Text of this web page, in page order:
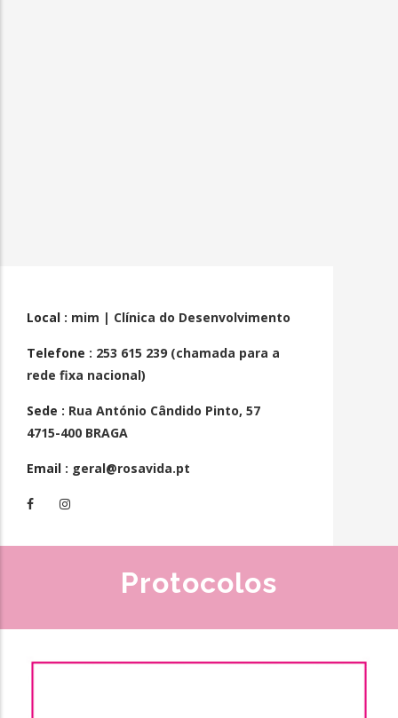
Local : mim | Clínica do Desenvolvimento
Telefone : 253 615 239 (chamada para a
rede fixa nacional)
Sede : Rua António Cândido Pinto, 57
4715-400 BRAGA
Email : geral@rosavida.pt
Protocolos